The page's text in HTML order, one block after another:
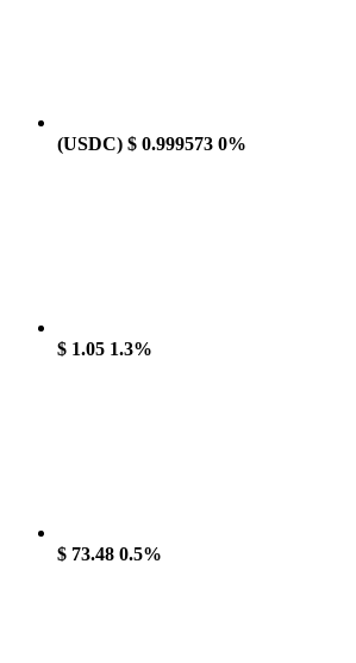
(USDC) $ 0.999573 0%
$ 1.05 1.3%
$ 73.48 0.5%